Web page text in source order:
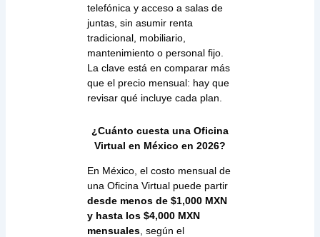
telefónica y acceso a salas de
juntas, sin asumir renta
tradicional, mobiliario,
mantenimiento o personal fijo.
La clave está en comparar más
que el precio mensual: hay que
revisar qué incluye cada plan.
¿Cuánto cuesta una Oficina
Virtual en México en 2026?
En México, el costo mensual de
una Oficina Virtual puede partir
desde menos de $1,000 MXN
y hasta los $4,000 MXN
mensuales , según el